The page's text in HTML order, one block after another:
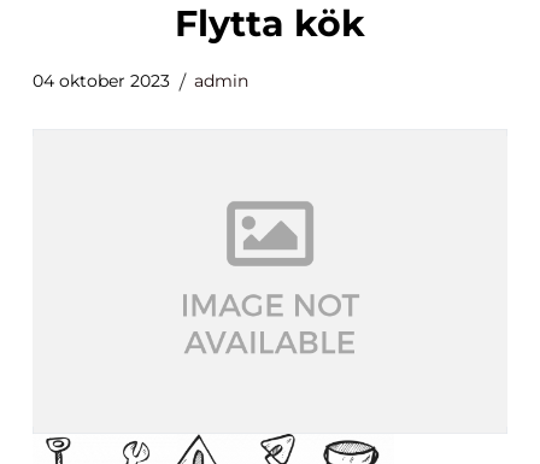
flytta kök
04 oktober 2023 admin